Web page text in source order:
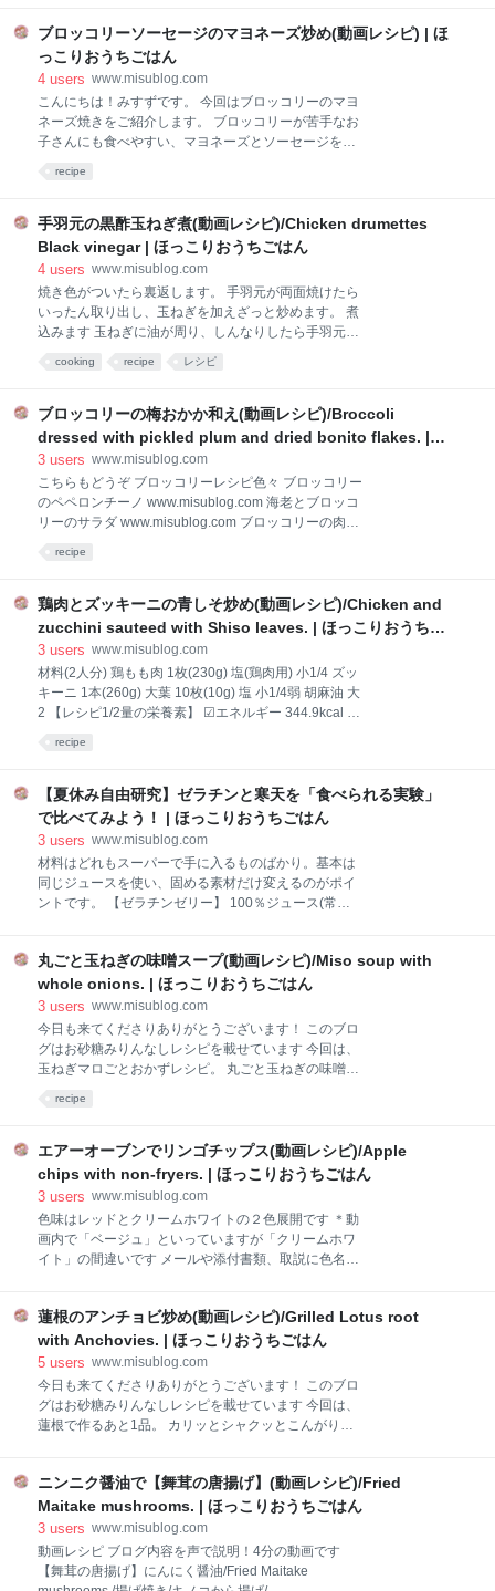
2 塩 ひとつまみ 【レシピ1/2量の栄養素】 ☑︎エネルギ
ー 137.68kcal ☑︎脂質 6.06g ☑︎炭水化物 13.1g ☑︎食物繊
維 3.19g ☑︎タンパク質 11.15g 文部科学省 科学技術・
表2020年版(八訂)」から引用 材料アレンジ 甘くする場
合は酒の代わりにみりん大1＋砂糖大2を加えます。
English recipe(serve 4) 4 p
ブロッコリーソーセージのマヨネーズ炒め(動画レシピ) | ほ
っこりおうちごはん
4 users www.misublog.com
こんにちは！みすずです。 今回はブロッコリーのマヨ
ネーズ焼きをご紹介します。 ブロッコリーが苦手なお
子さんにも食べやすい、マヨネーズとソーセージを加
短時間で作れますよ。 この記事は、「かわいいお弁当
シピ チャンネル登録、高評価していただけると嬉しい
です。5分の動画です。 www.youtube.com TikTok、リ
ール2021-09-26 材料(2人分) ブロッコリー 300g(1株)
50g(大3強) 【レシピ1/2量の栄養素】 ☑︎エネルギー
446.05kcal ☑︎脂質 40.99g ☑︎炭水化物 12.36g ☑︎食物繊
維 7.65g ☑︎タンパク質 16.77g 文部科学省 科学技術・
学術審議会資源調査分科会報告書
recipe
手羽元の黒酢玉ねぎ煮(動画レシピ)/Chicken drumettes
Black vinegar | ほっこりおうちごはん
4 users www.misublog.com
焼き色がついたら裏返します。 手羽元が両面焼けたら
いったん取り出し、玉ねぎを加えざっと炒めます。 煮
込みます 玉ねぎに油が周り、しんなりしたら手羽元を
し、酒、黒酢、醤油、昆布(あれば)を入れます。 砂糖
ゆらと蒸気が上がる程度の火加減で15分ほど煮込みま
す。 15分経ったら一旦蓋を開け、手羽元の上下を返し
ます。 再び蓋をし更に15分煮込みます。 手羽元に火
時間があるならこのまま冷まして再加熱してくださ
い。 出来上がり 作り置きにする場合は保存容器に入れ
完全に冷ましてから冷蔵します。 食べる際に再度加熱
してください。 こちらもどうぞ 手羽元レシピ色々 手
cooking recipe レシピ
ブロッコリーの梅おかか和え(動画レシピ)/Broccoli
dressed with pickled plum and dried bonito flakes. |
ほっこりおうちごはん
3 users www.misublog.com
こちらもどうぞ ブロッコリーレシピ色々 ブロッコリー
のペペロンチーノ www.misublog.com 海老とブロッコ
リーのサラダ www.misublog.com ブロッコリーの肉巻
ぶ(287g) 梅干し 2粒(20g) 鰹節 2g 醤油 小1 胡麻油 大1
脂質 9.96g ☑︎炭水化物 10.46g ☑︎食物繊維 7.65g ☑︎タ
ンパク質 8.72g 文部科学省 科学技術・学術審議会資源
調査分科会報告書「日本食品標準成分表2020年版(八
えるとボリュームのあるおかずになります ごま油の代
わりにマヨネーズでもOK すりごまをプラスしても美
味しいです English recipe(serve 2
recipe
鶏肉とズッキーニの青しそ炒め(動画レシピ)/Chicken and
zucchini sauteed with Shiso leaves. | ほっこりおうちご
はん
3 users www.misublog.com
材料(2人分) 鶏もも肉 1枚(230g) 塩(鶏肉用) 小1/4 ズッ
キーニ 1本(260g) 大葉 10枚(10g) 塩 小1/4弱 胡麻油 大
2 【レシピ1/2量の栄養素】 ☑︎エネルギー 344.9kcal ☑︎
パク質 21.78g 文部科学省 科学技術・学術審議会資源
訂)」から引用 材料アレンジ トマトやパプリカなど加
えても彩り綺麗です 今回は塩味ですが醤油やポン酢で
味付けしても美味しいです 大葉の代わりにバジルを使
thighs 1.25ml Salt (for chicken) 1 Zucchini 10 Shiso
leaves 1ml Salt 30ml S
recipe
【夏休み自由研究】ゼラチンと寒天を「食べられる実験」
で比べてみよう！ | ほっこりおうちごはん
3 users www.misublog.com
材料はどれもスーパーで手に入るものばかり。基本は
同じジュースを使い、固める素材だけ変えるのがポイ
ントです。 【ゼラチンゼリー】 100％ジュース(常温)
【寒天ゼリー】 100％ジュース(常温) … 300cc 粉寒天
… 2g 水 … 200cc お好みで砂糖 … 大さじ1（なくても
OK） このブログではマンゴーとリンゴの100%ジュー
スを使用しました。 砂糖を加える場合は、ジュースに
先に入れてよく溶かしておきましょう。
丸ごと玉ねぎの味噌スープ(動画レシピ)/Miso soup with
whole onions. | ほっこりおうちごはん
3 users www.misublog.com
今日も来てくださりありがとうございます！ このブロ
グはお砂糖みりんなしレシピを載せています 今回は、
玉ねぎマロごとおかずレシピ。 丸ごと玉ねぎの味噌ス
くポカポカ温まりますよ 2020-11-26公開/リライト
動画です 【丸ごと玉ねぎスープ】丸ごと玉ねぎの味噌
スープ/Miso soup with whole onions./
TikTok(2020.12.04) 材料(2人分) 玉ねぎ 3個 酒 大3 出
【レシピ1/3量の栄養素】 ☑︎エネルギー 103.44kcal ☑︎
脂質 1.05g ☑︎炭水化物 19.51g ☑︎食物繊維 3.57g ☑︎タ
ンパク質 3.56g 文部科学省 科学技術・学術審議会資源
recipe
エアーオーブンでリンゴチップス(動画レシピ)/Apple
chips with non-fryers. | ほっこりおうちごはん
3 users www.misublog.com
色味はレッドとクリームホワイトの２色展開です ＊動
画内で「ベージュ」といっていますが「クリームホワ
イト」の間違いです メールや添付書類、取説に色名の
やトースターと比べてもかなりコンパクトサイズ。 他
社製品のノンフライヤーと比べても小ぶり。 約
212×270×266mm(幅×奥行き×高さ) バスケットサイズ
2.8L このバスケットの中に食材を入れ加熱調理します
エアーオーブンの用途 レコルトエアーオーブンは高温
の熱風で調理するので「油であげない揚げ物」が可能
ロースト調理もできますし マフィンやフランなど焼き
菓子を焼くこともできます。 市販の天ぷらなどのリベ
イクにも使用できますよ 付属のレシピ集
蓮根のアンチョビ炒め(動画レシピ)/Grilled Lotus root
with Anchovies. | ほっこりおうちごはん
5 users www.misublog.com
今日も来てくださりありがとうございます！ このブロ
グはお砂糖みりんなしレシピを載せています 今回は、
蓮根で作るあと1品。 カリッとシャクッとこんがり焼
ピ ブログ内容を声で説明6分の動画です 【蓮根レシ
ピ】おつまみにもお夕飯にも/れんこんのアンチョビソ
テー/Grilled Lotus root with Anchovies./ガーリックソ
テー/ TikTok 材料(2人分) 蓮根 200g 酢水 適量 アンチョ
ビ 1切れ にんにく 1片 鷹の爪 1本 塩 小1/4 オリーブオ
イル 大2 パセリ(みじん切り) 大1 【レシピ1/2量の栄養
ニンニク醤油で【舞茸の唐揚げ】(動画レシピ)/Fried
Maitake mushrooms. | ほっこりおうちごはん
3 users www.misublog.com
動画レシピ ブログ内容を声で説明！4分の動画です
【舞茸の唐揚げ】にんにく醤油/Fried Maitake